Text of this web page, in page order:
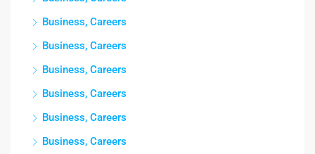
Business, Careers
Business, Careers
Business, Careers
Business, Careers
Business, Careers
Business, Careers